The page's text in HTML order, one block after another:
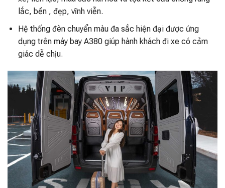
lắc, bền , đẹp, vĩnh viễn.
Hệ thống đèn chuyển màu đa sắc hiện đại được ứng
dụng trên máy bay A380 giúp hành khách đi xe có cảm
giác dễ chịu.